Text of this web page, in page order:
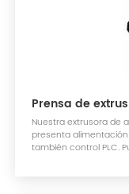
Prensa de
Nuestra extrusora de
presenta
también control PLC.